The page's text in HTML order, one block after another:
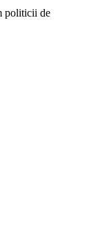
politicii de